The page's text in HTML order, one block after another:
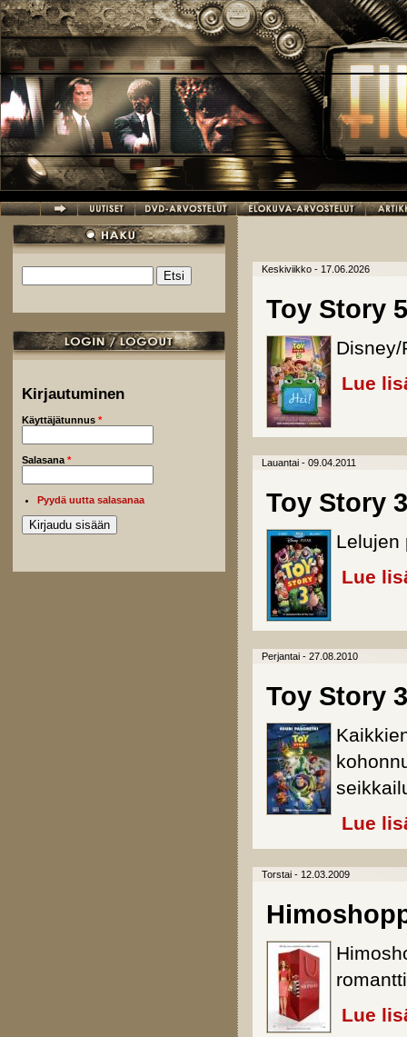
Hyppää pääsisältöön
Hakulomake
Kirjautuminen
Käyttäjätunnus *
Salasana *
Pyydä uutta salasanaa
Keskiviikko - 17.06.2026
Toy Story 5
Lue
Lauantai - 09.04.2011
Toy Story
Lelujen
Lue
Perjantai - 27.08.2010
Toy Story 3
Lue
Torstai - 12.03.2009
Lue